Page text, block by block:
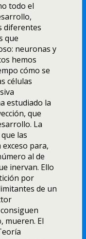
todo el
diferentes
que
neuronas y
hemos
cómo se
células
estudiado la
que
La
las
para,
al de
inervan. Ello
por
de un
mueren. El